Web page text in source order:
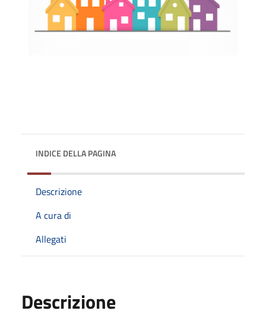
INDICE DELLA PAGINA
Descrizione
A cura di
Allegati
Descrizione